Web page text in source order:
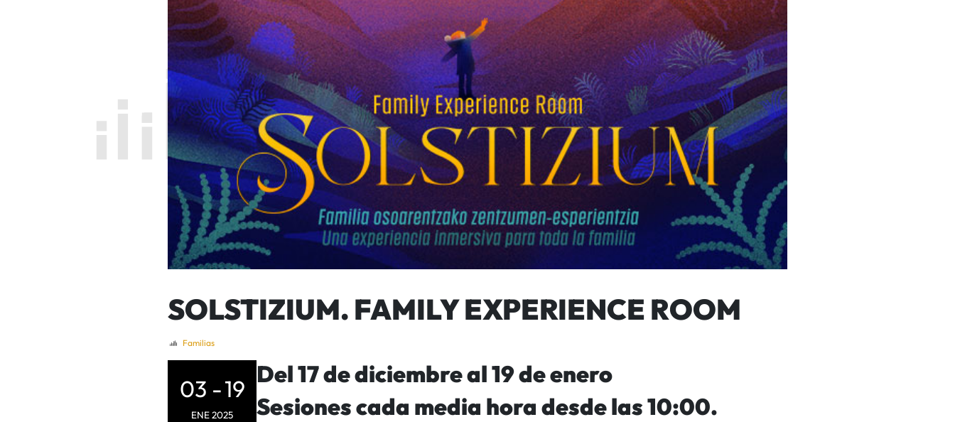
SOLSTIZIUM. FAMILY EXPERIENCE ROOM
Familias
03 -19
ENE2025
Del 17 de diciembre al 19 de enero
Sesiones cada media hora desde las 10:00.